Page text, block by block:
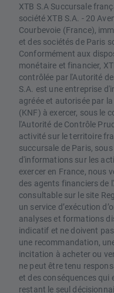
XTB S.A Succursale
société XTB S.A. - 20
Courbevoie (France),
et des sociétés de Paris
Conformément aux
monétaire et financier,
contrôlée par l'Autorité
S.A. est une entreprise
agréée et autorisée par
(KNF) à exercer, sous le
l'Autorité de Contrôle
activité sur le territoire
succursale de Paris,
d'informations sur les
exercer en France, nous
des agents financiers de
consultable sur le site
un service d’exécution
analyses et formations
indicatif et ne doivent
une recommandation,
incitation à acheter ou
ne peut être tenu
et des conséquences qui
restant le seul